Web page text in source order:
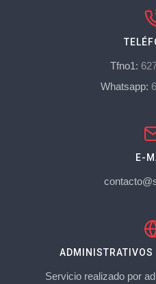
Tfno1:
Whatsapp:
E-
ADMINISTRATIVOS
Servicio realizado por